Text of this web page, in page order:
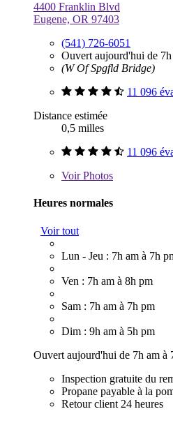
4400 Franklin Blvd
Eugene, OR 97403
(541) 726-6051
Ouvert aujourd'hui de
(W Of Spgfld Bridge)
11 096
Distance estimée
0,5 milles
11 096
VoirPhotos
Heures normales
Voir tout
Lun - Jeu : 7h am à 7h
Ven : 7h am à 8h pm
Sam : 7h am à 7h pm
Dim : 9h am à 5h pm
Ouvert aujourd'hui de 7h am à
Inspection gratuite du
Propane payable à la
Retour client 24 heures